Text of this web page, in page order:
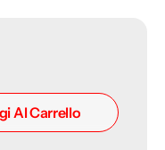
Al Carrello